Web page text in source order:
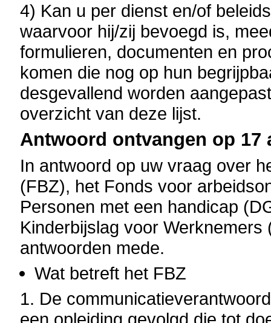
4) Kan u per dienst en/of
waarvoor hij/zij bevoegd is,
formulieren, documenten en
komen die nog op hun
desgevallend worden
overzicht van deze lijst.
Antwoord ontvangen op 17
In antwoord op uw vraag over
(FBZ), het Fonds voor
Personen met een handicap
Kinderbijslag voor
antwoorden mede.
Wat betreft het FBZ
1. De